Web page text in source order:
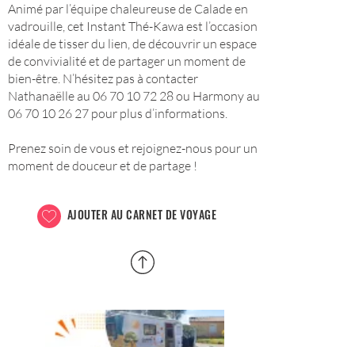
Animé par l’équipe chaleureuse de Calade en
vadrouille, cet Instant Thé-Kawa est l’occasion
idéale de tisser du lien, de découvrir un espace
de convivialité et de partager un moment de
bien-être. N’hésitez pas à contacter
Nathanaëlle au 06 70 10 72 28 ou Harmony au
06 70 10 26 27 pour plus d’informations.
Prenez soin de vous et rejoignez-nous pour un
moment de douceur et de partage !
AJOUTER AU CARNET DE VOYAGE